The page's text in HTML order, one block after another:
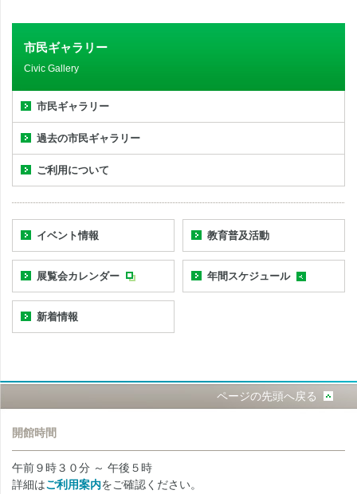
市民ギャラリー
Civic Gallery
市民ギャラリー
過去の市民ギャラリー
ご利用について
イベント情報 教育普及活動
展覧会カレンダー 年間スケジュール
新着情報
ページの先頭へ戻る
開館時間
午前９時３０分 ～ 午後５時
詳細はご利用案内をご確認ください。